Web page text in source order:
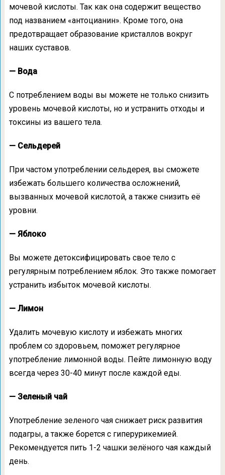
мочевой кислоты. Так как она содержит вещество
под названием «антоцианин». Кроме того, она
предотвращает образование кристаллов вокруг
наших суставов.
— Вода
С потреблением воды вы можете не только снизить
уровень мочевой кислоты, но и устранить отходы и
токсины из вашего тела.
— Сельдерей
При частом употреблении сельдерея, вы сможете
избежать большего количества осложнений,
вызванных мочевой кислотой, а также снизить её
уровни.
— Яблоко
Вы можете детоксифицировать свое тело с
регулярным потреблением яблок. Это также помогает
устранить избыток мочевой кислоты.
— Лимон
Удалить мочевую кислоту и избежать многих
проблем со здоровьем, поможет регулярное
употребление лимонной воды. Пейте лимонную воду
всегда через 30-40 минут после каждой еды.
— Зеленый чай
Употребление зеленого чая снижает риск развития
подагры, а также борется с гиперурикемией.
Рекомендуется пить 1-2 чашки зелёного чая каждый
день.